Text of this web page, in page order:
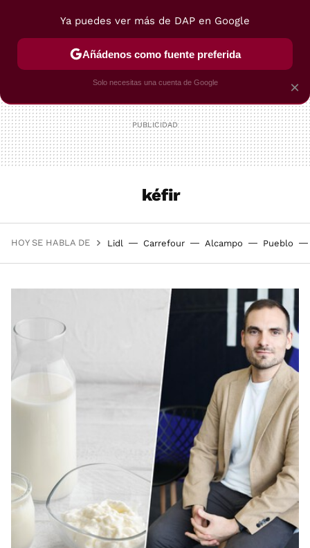
POSTRES VIAJES SELECCIÓN VEGUI
kéfir
HOY SE HABLA DE Lidl Carrefour Alcampo Pueblo
×
Ya puedes ver más de DAP en Google
Añádenos como fuente preferida
Solo necesitas una cuenta de Google